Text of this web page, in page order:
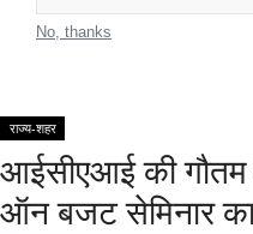
गुजरात
राजस्थान
हरियाणा
No, thanks
राज्य-शहर
आईसीएआई की गौतम
ऑन बजट सेमिनार